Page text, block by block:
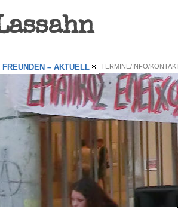
FREUNDEN – AKTUELL TERMINE/INFO/